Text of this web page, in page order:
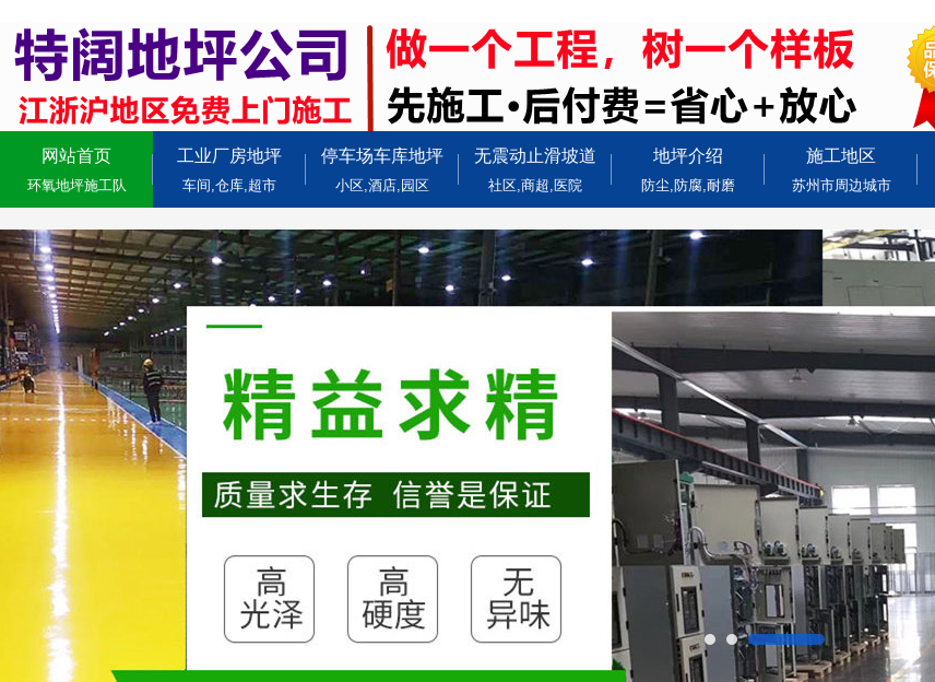
网站首页
环氧地坪施工队
工业厂房地坪
车间,仓库,超市
停车场车库地坪
小区,酒店,园区
无震动止滑坡道
社区,商超,医院
地坪介绍
防尘,防腐,耐磨
施工地区
苏州市周边城市